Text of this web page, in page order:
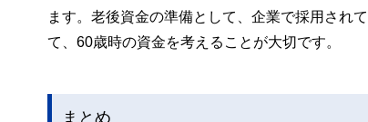
ます。老後資金の準備として、企業で採用され
て、60歳時の資金を考えることが大切です。
まとめ